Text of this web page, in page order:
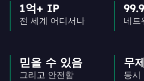
1억+ IP
전 세계 어디서나 네트
믿을 수 있음
그리고 안전함
무
동시